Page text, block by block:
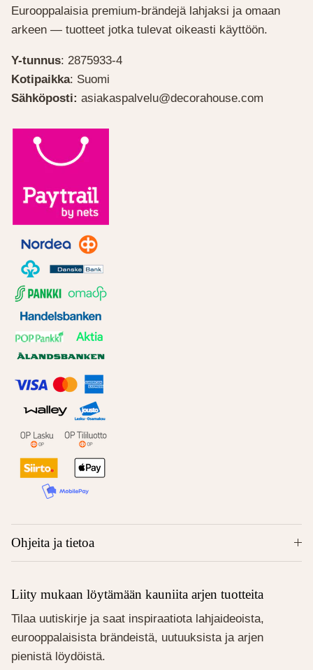
Eurooppalaisia premium-brändejä lahjaksi ja omaan
arkeen — tuotteet jotka tulevat oikeasti käyttöön.
Y-tunnus: 2875933-4
Kotipaikka: Suomi
Sähköposti: asiakaspalvelu@decorahouse.com
Ohjeita ja tietoa
Liity mukaan löytämään kauniita arjen tuotteita
Tilaa uutiskirje ja saat inspiraatiota lahjaideoista,
eurooppalaisista brändeistä, uutuuksista ja arjen
pienistä löydöistä.